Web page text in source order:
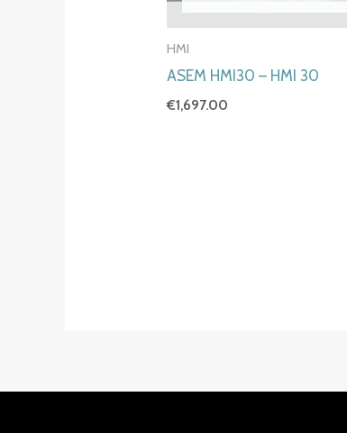
HMI
ASEM HMI30 – HMI 30
€1,697.00